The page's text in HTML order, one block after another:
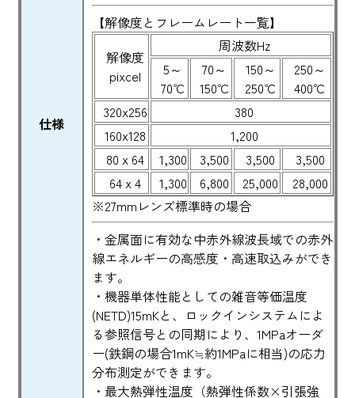
仕様
【解像度とフレームレート一覧】
解像度
pixcel
周波数Hz
5～
70℃
70～
150℃
150～
250℃
250～
400℃
320x256
380
160x128
1,200
80 x 64
1,300 3,500 3,500
3,500
64 x 4
1,300 6,800 25,000
28,000
※27mmレンズ標準時の場合
・金属面に有効な中赤外線波長域での赤外
線エネルギーの高感度・高速取込みができ
ます。
・機器単体性能としての雑音等価温度
(NETD)15mKと、ロックインシステムによ
る参照信号との同期により、1MPaオーダ
ー(鉄鋼の場合1mK≒約1MPaに相当)の応力
分布測定ができます。
・最大熱弾性温度（熱弾性係数×引張強